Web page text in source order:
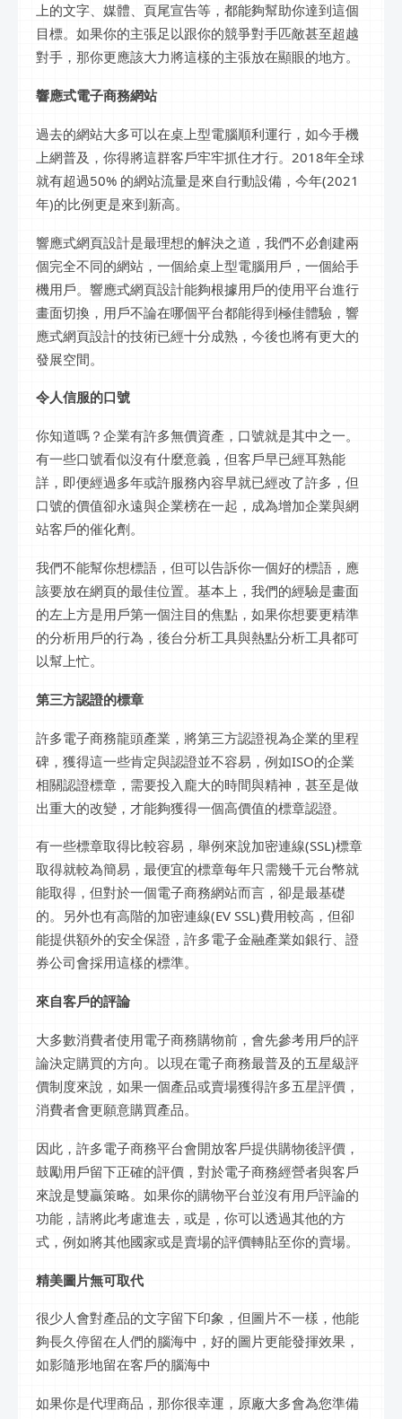
上的文字、媒體、頁尾宣告等，都能夠幫助你達到這個
目標。如果你的主張足以跟你的競爭對手匹敵甚至超越
對手，那你更應該大力將這樣的主張放在顯眼的地方。
響應式電子商務網站
過去的網站大多可以在桌上型電腦順利運行，如今手機
上網普及，你得將這群客戶牢牢抓住才行。2018年全球
就有超過50% 的網站流量是來自行動設備，今年(2021
年)的比例更是來到新高。
響應式網頁設計是最理想的解決之道，我們不必創建兩
個完全不同的網站，一個給桌上型電腦用戶，一個給手
機用戶。響應式網頁設計能夠根據用戶的使用平台進行
畫面切換，用戶不論在哪個平台都能得到極佳體驗，響
應式網頁設計的技術已經十分成熟，今後也將有更大的
發展空間。
令人信服的口號
你知道嗎？企業有許多無價資產，口號就是其中之一。
有一些口號看似沒有什麼意義，但客戶早已經耳熟能
詳，即便經過多年或許服務內容早就已經改了許多，但
口號的價值卻永遠與企業榜在一起，成為增加企業與網
站客戶的催化劑。
我們不能幫你想標語，但可以告訴你一個好的標語，應
該要放在網頁的最佳位置。基本上，我們的經驗是畫面
的左上方是用戶第一個注目的焦點，如果你想要更精準
的分析用戶的行為，後台分析工具與熱點分析工具都可
以幫上忙。
第三方認證的標章
許多電子商務龍頭產業，將第三方認證視為企業的里程
碑，獲得這一些肯定與認證並不容易，例如ISO的企業
相關認證標章，需要投入龐大的時間與精神，甚至是做
出重大的改變，才能夠獲得一個高價值的標章認證。
有一些標章取得比較容易，舉例來說加密連線(SSL)標章
取得就較為簡易，最便宜的標章每年只需幾千元台幣就
能取得，但對於一個電子商務網站而言，卻是最基礎
的。另外也有高階的加密連線(EV SSL)費用較高，但卻
能提供額外的安全保證，許多電子金融產業如銀行、證
券公司會採用這樣的標準。
來自客戶的評論
大多數消費者使用電子商務購物前，會先參考用戶的評
論決定購買的方向。以現在電子商務最普及的五星級評
價制度來說，如果一個產品或賣場獲得許多五星評價，
消費者會更願意購買產品。
因此，許多電子商務平台會開放客戶提供購物後評價，
鼓勵用戶留下正確的評價，對於電子商務經營者與客戶
來說是雙贏策略。如果你的購物平台並沒有用戶評論的
功能，請將此考慮進去，或是，你可以透過其他的方
式，例如將其他國家或是賣場的評價轉貼至你的賣場。
精美圖片無可取代
很少人會對產品的文字留下印象，但圖片不一樣，他能
夠長久停留在人們的腦海中，好的圖片更能發揮效果，
如影隨形地留在客戶的腦海中
如果你是代理商品，那你很幸運，原廠大多會為您準備